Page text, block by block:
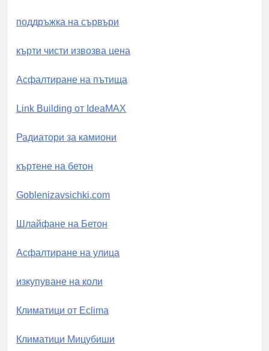
поддръжка на сървъри
кърти чисти извозва цена
Асфалтиране на пътища
Link Building от IdeaMAX
Радиатори за камиони
къртене на бетон
Goblenizavsichki.com
Шлайфане на Бетон
Асфалтиране на улица
изкупуване на коли
Климатици от Eclima
Климатици Мицубиши